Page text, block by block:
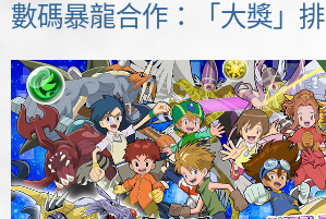
數碼暴龍合作：「大獎」